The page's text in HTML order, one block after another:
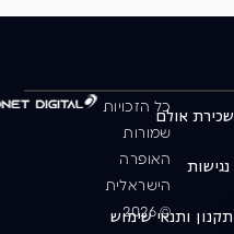
כל הזכויות
שמורות
האופרה
הישראלית
© 2026
שכירת אולם
נגישות
תקנון ותנאי שימוש